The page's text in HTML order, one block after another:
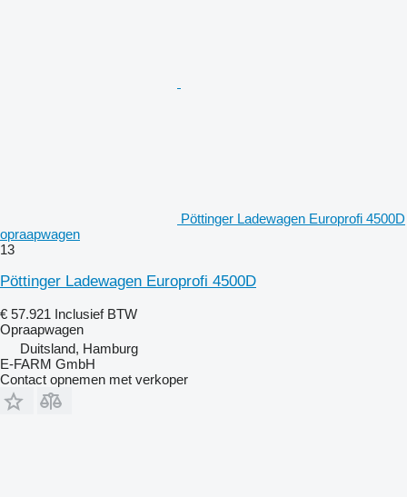
Pöttinger Ladewagen Europrofi 4500D
opraapwagen
13
Pöttinger Ladewagen Europrofi 4500D
€ 57.921 Inclusief BTW
Opraapwagen
Duitsland, Hamburg
E-FARM GmbH
Contact opnemen met verkoper